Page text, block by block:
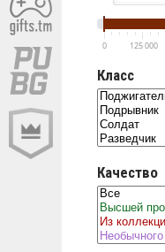
0 125 000
Класс
Качество